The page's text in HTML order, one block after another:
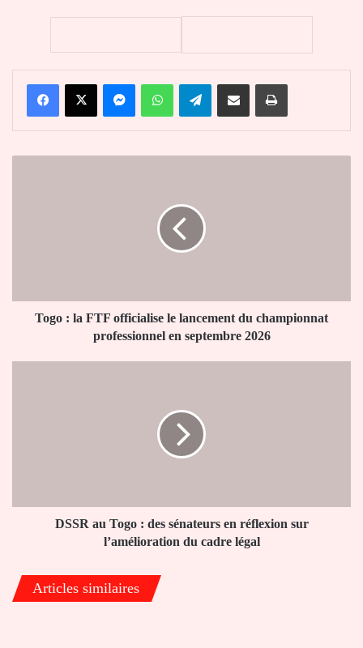
FacebookX MessengerWhatsAppTelegramPartager par email Imprimer
championnat
professionnel
Togo : la FTF officialise le lancement du championnat
professionnel en septembre 2026
sur
l’amélioration
légal
DSSR au Togo : des sénateurs en réflexion sur
l’amélioration du cadre légal
Articles similaires